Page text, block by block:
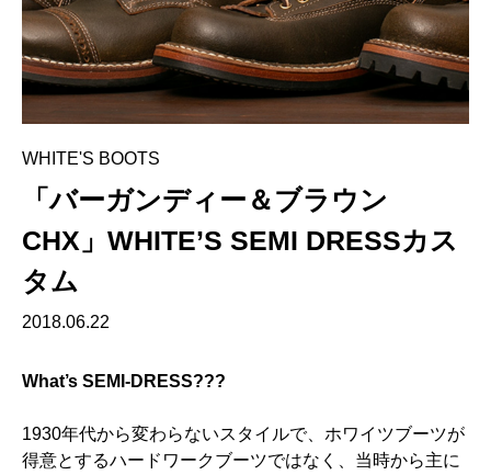
WHITE'S BOOTS
「バーガンディー＆ブラウン
CHX」WHITE’S SEMI DRESSカス
タム
2018.06.22
What’s SEMI-DRESS???
1930年代から変わらないスタイルで、ホワイツブーツが
得意とするハードワークブーツではなく、当時から主に